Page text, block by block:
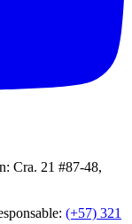
Cra. 21 #87-48,
(+57) 321